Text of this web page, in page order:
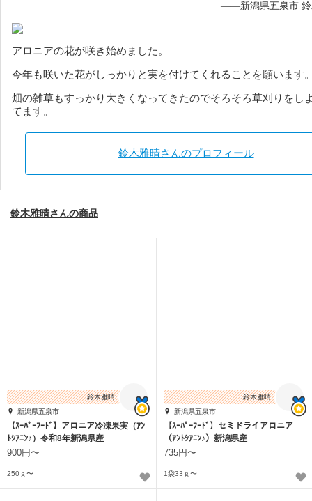
——新潟県五泉市 鈴
アロニアの花が咲き始めました。
今年も咲いた花がしっかりと実を付けてくれることを願います
畑の雑草もすっかり大きくなってきたのでそろそろ草刈りをし
てます。
鈴木雅晴さんのプロフィール
鈴木雅晴さんの商品
鈴木雅晴
新潟県五泉市
【ｽｰﾊﾟｰﾌｰﾄﾞ】アロニア冷凍果実（ｱﾝ
ﾄｼｱﾆﾝ♪）令和8年新潟県産
900円〜
250ｇ〜
鈴木雅晴
新潟県五泉市
【ｽｰﾊﾟｰﾌｰﾄﾞ】セミドライアロニア
（ｱﾝﾄｼｱﾆﾝ♪）新潟県産
735円〜
1袋33ｇ〜